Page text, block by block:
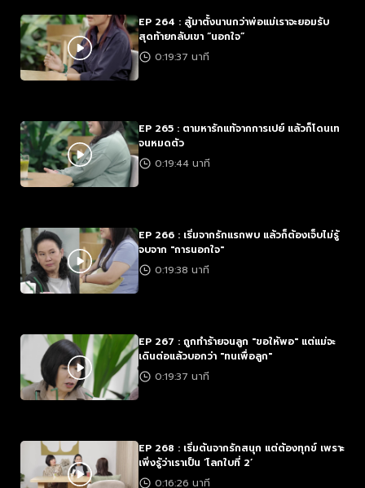
EP 264 : สู้มาตั้งนานกว่าพ่อแม่เราจะยอมรับ
สุดท้ายกลับเขา “นอกใจ”
0:19:37 นาที
EP 265 : ตามหารักแท้จากการเปย์ แล้วก็โดนเท
จนหมดตัว
0:19:44 นาที
EP 266 : เริ่มจากรักแรกพบ แล้วก็ต้องเจ็บไม่รู้
จบจาก "การนอกใจ"
0:19:38 นาที
EP 267 : ถูกทำร้ายจนลูก "ขอให้พอ" แต่แม่จะ
เดินต่อแล้วบอกว่า "ทนเพื่อลูก"
0:19:37 นาที
EP 268 : เริ่มต้นจากรักสนุก แต่ต้องทุกข์ เพราะ
เพิ่งรู้ว่าเราเป็น ‘โลกใบที่ 2’
0:16:26 นาที